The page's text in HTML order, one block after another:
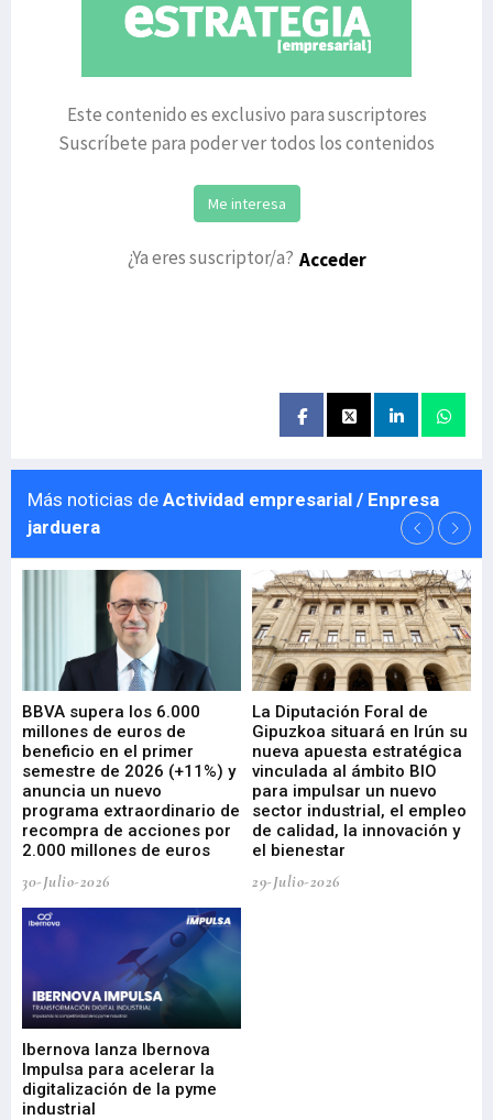
Este contenido es exclusivo para suscriptores
Suscríbete para poder ver todos los contenidos
Me interesa
¿Ya eres suscriptor/a? Acceder
Más noticias de Actividad empresarial / Enpresa
jarduera
BBVA supera los 6.000
millones de euros de
beneficio en el primer
semestre de 2026 (+11%) y
anuncia un nuevo
programa extraordinario de
recompra de acciones por
2.000 millones de euros
30-Julio-2026
La Diputación Foral de
Gipuzkoa situará en Irún su
nueva apuesta estratégica
vinculada al ámbito BIO
para impulsar un nuevo
sector industrial, el empleo
de calidad, la innovación y
el bienestar
29-Julio-2026
Ibernova lanza Ibernova
Impulsa para acelerar la
digitalización de la pyme
industrial